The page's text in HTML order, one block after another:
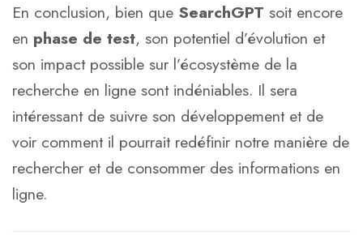
En conclusion, bien que SearchGPT soit encore
en phase de test, son potentiel d’évolution et
son impact possible sur l’écosystème de la
recherche en ligne sont indéniables. Il sera
intéressant de suivre son développement et de
voir comment il pourrait redéfinir notre manière de
rechercher et de consommer des informations en
ligne.